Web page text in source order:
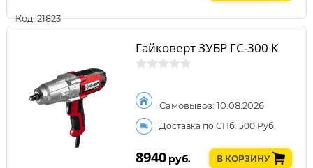
Код: 21823
Гайковерт ЗУБР ГС-300 К
Самовывоз: 10.08.2026
Доставка по СПб: 500 Руб.
8940 руб. В КОРЗИНУ